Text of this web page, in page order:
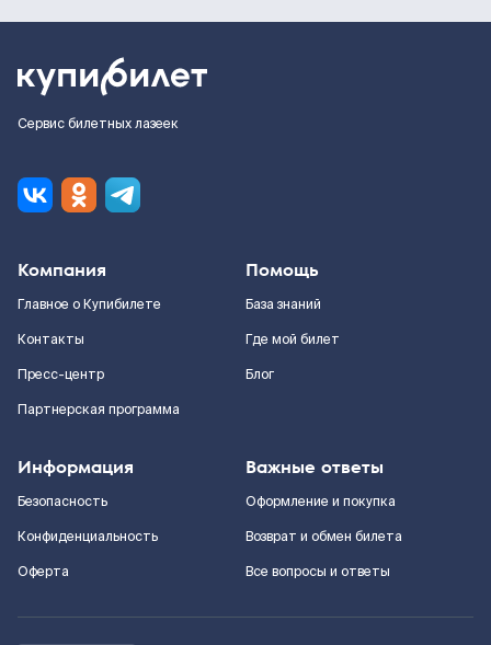
Сервис билетных лазеек
Компания
Главное о Купибилете
Контакты
Пресс-центр
Партнерская программа
Помощь
База знаний
Где мой билет
Блог
Информация
Безопасность
Конфиденциальность
Оферта
Важные ответы
Оформление и покупка
Возврат и обмен билета
Все вопросы и ответы